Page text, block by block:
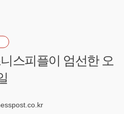
스피플이 엄선한 오